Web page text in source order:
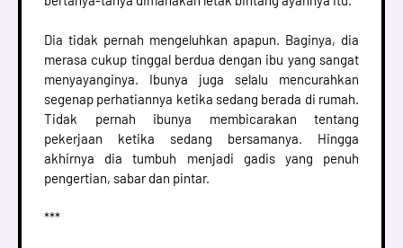
Dia tidak pernah mengeluhkan apapun. Baginya, dia
merasa cukup tinggal berdua dengan ibu yang sangat
menyayanginya. Ibunya juga selalu mencurahkan
segenap perhatiannya ketika sedang berada di rumah.
Tidak pernah ibunya membicarakan tentang
pekerjaan ketika sedang bersamanya. Hingga
akhirnya dia tumbuh menjadi gadis yang penuh
pengertian, sabar dan pintar.
***